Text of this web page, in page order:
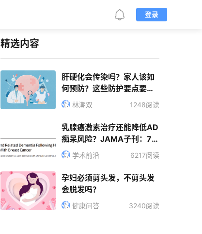
登录
精选内容
肝硬化会传染吗？家人该如
何预防？这些防护要点要记
牢 林潮双 1248阅读
乳腺癌激素治疗还能降低AD
痴呆风险？JAMA子刊：75
岁以下黑人获益最大
学术前沿 6217阅读
孕妇必须剪头发，不剪头发
会脱发吗？
健康问答 3240阅读